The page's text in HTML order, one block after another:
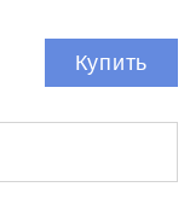
Купить